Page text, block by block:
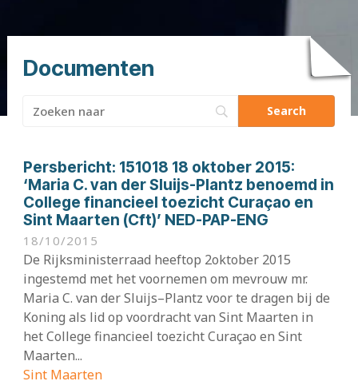
Documenten
Zoeken
Persbericht: 151018 18 oktober 2015:
‘Maria C. van der Sluijs-Plantz benoemd in
College financieel toezicht Curaçao en
Sint Maarten (Cft)’ NED-PAP-ENG
18/10/2015
De Rijksministerraad heeftop 2oktober 2015
ingestemd met het voornemen om mevrouw mr.
Maria C. van der Sluijs–Plantz voor te dragen bij de
Koning als lid op voordracht van Sint Maarten in
het College financieel toezicht Curaçao en Sint
Maarten...
Sint Maarten